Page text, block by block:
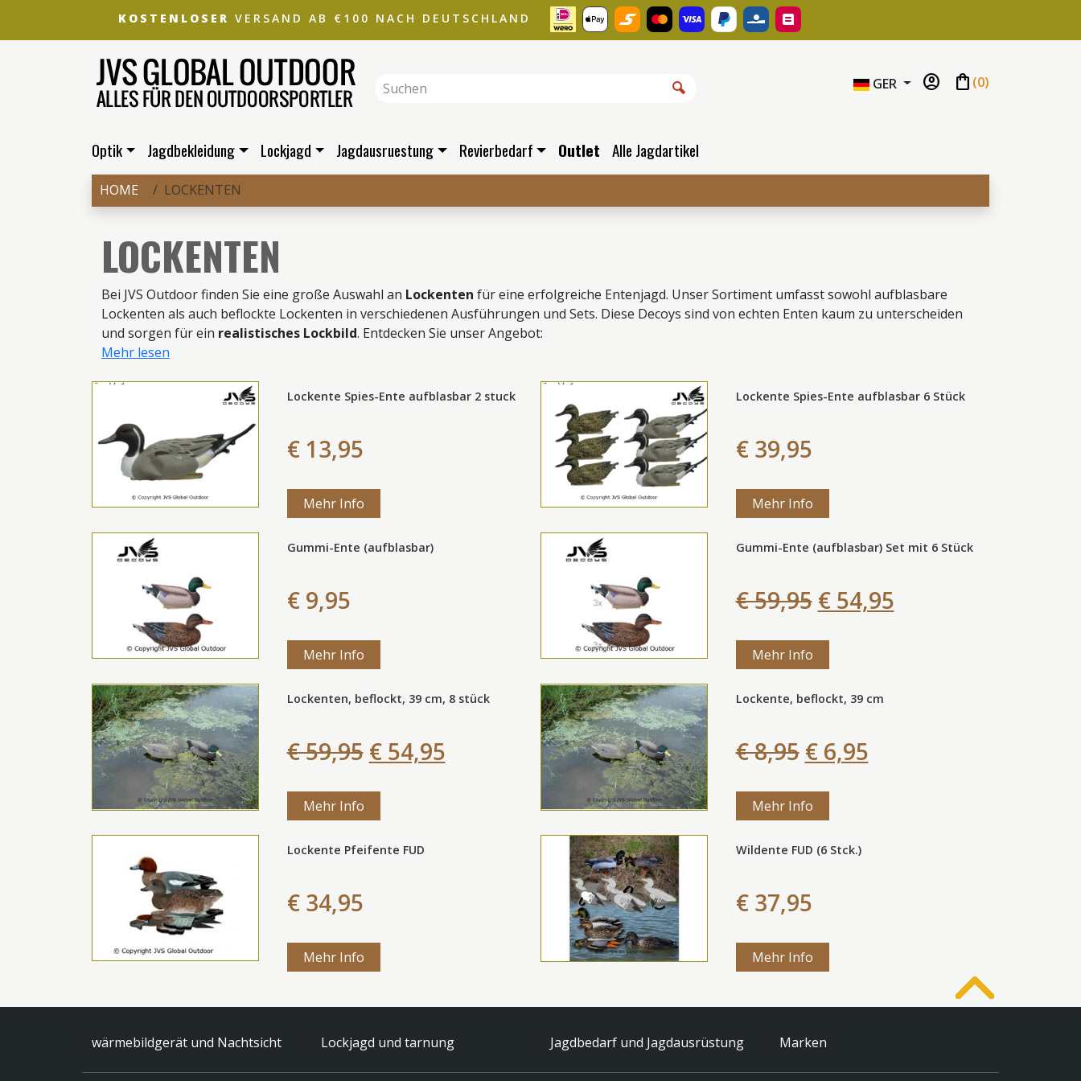
KOSTENLOSER VERSAND AB €100 NACH DEUTSCHLAND
GER account_circle shopping_bag (0)
Optik Jagdbekleidung Lockjagd Jagdausruestung Revierbedarf Outlet Alle Jagdartikel
HOME LOCKENTEN
LOCKENTEN
Bei JVS Outdoor finden Sie eine große Auswahl an Lockenten für eine erfolgreiche Entenjagd. Unser Sortiment umfasst sowohl aufblasbare
Lockenten als auch beflockte Lockenten in verschiedenen Ausführungen und Sets. Diese Decoys sind von echten Enten kaum zu unterscheiden
und sorgen für ein realistisches Lockbild. Entdecken Sie unser Angebot:
Mehr lesen
Lockente Spies-Ente aufblasbar 2 stuck
€ 13,95
Mehr Info
Lockente Spies-Ente aufblasbar 6 Stück
€ 39,95
Mehr Info
Gummi-Ente (aufblasbar)
€ 9,95
Mehr Info
Gummi-Ente (aufblasbar) Set mit 6 Stück
€ 59,95 € 54,95
Mehr Info
Lockenten, beflockt, 39 cm, 8 stück
€ 59,95 € 54,95
Mehr Info
Lockente, beflockt, 39 cm
€ 8,95 € 6,95
Mehr Info
Lockente Pfeifente FUD
€ 34,95
Mehr Info
Wildente FUD (6 Stck.)
€ 37,95
Mehr Info
wärmebildgerät und Nachtsicht Lockjagd und tarnung Jagdbedarf und Jagdausrüstung Marken